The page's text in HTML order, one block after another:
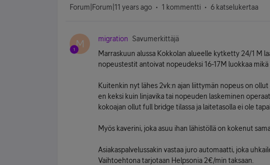
Forum|Forum|11 years ago 1 kommentti 6 katselukertaa
M migration
Savumerkittäjä
Marraskuun alussa Kokkolan alueelle kytketty 24/1 M
nopeustestit antoivat nopeudeksi 16-17M luokkaa mikä
Kuitenkin nyt lähes 2vk:n ajan liittymän nopeus on
en keksi kuin linjavika tai nopeuden laskeminen
kokoajan ollut full bridge tilassa ja laitetasolla ei ole
Myös kaverini, joka asuu ihan lähistöllä on kokenut
Asiakaspalvelussakin vastaa juro automaatti, joka
Vaihtoehtona tarjotaan Helpsonia 2€/min taksaan.